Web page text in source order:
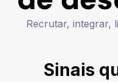
Recrutar, integrar,
Sinais